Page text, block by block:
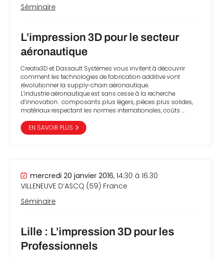
Séminaire
L’impression 3D pour le secteur
aéronautique
Creatix3D et Dassault Systèmes vous invitent à découvrir
comment les technologies de fabrication additive vont
révolutionner la supply-chain aéronautique.
L’industrie aéronautique est sans cesse à la recherche
d’innovation : composants plus légers, pièces plus solides,
matériaux respectant les normes internationales, coûts …
EN SAVOIR PLUS
mercredi 20 janvier 2016, 14:30 à 16:30
VILLENEUVE D’ASCQ (59) France
Séminaire
Lille : L’impression 3D pour les
Professionnels